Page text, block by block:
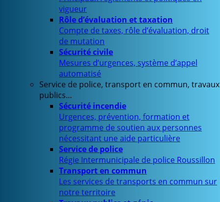
vigueur
Rôle d’évaluation et taxation
Compte de taxes, rôle d’évaluation, droit
de mutation
Sécurité civile
Mesures d’urgences, système d’appel
automatisé
Service de police, transport en commun, travaux
publics…
Sécurité incendie
Urgences, prévention, formation et
programme de soutien aux personnes
nécessitant une aide particulière
Service de police
Régie Intermunicipale de police Roussillon
Transport en commun
Les services de transports en commun sur
notre territoire